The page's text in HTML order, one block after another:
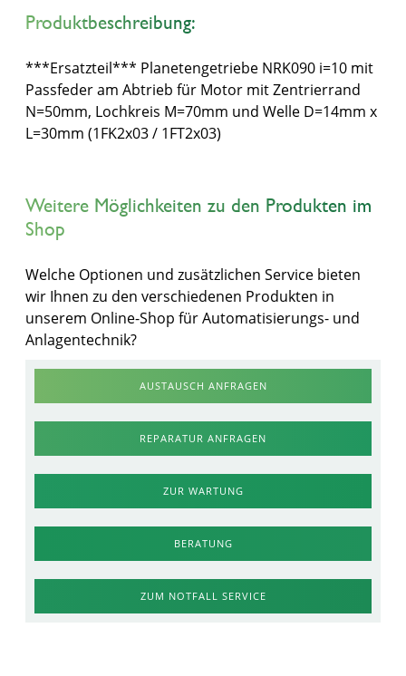
Produktbeschreibung:
***Ersatzteil*** Planetengetriebe NRK090 i=10 mit
Passfeder am Abtrieb für Motor mit Zentrierrand
N=50mm, Lochkreis M=70mm und Welle D=14mm x
L=30mm (1FK2x03 / 1FT2x03)
Weitere Möglichkeiten zu den Produkten im
Shop
Welche Optionen und zusätzlichen Service bieten
wir Ihnen zu den verschiedenen Produkten in
unserem Online-Shop für Automatisierungs- und
Anlagentechnik?
AUSTAUSCH ANFRAGEN
REPARATUR ANFRAGEN
ZUR WARTUNG
BERATUNG
ZUM NOTFALL SERVICE